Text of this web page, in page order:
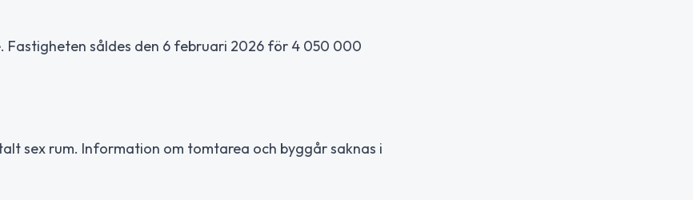
Fastigheten såldes den 6 februari 2026 för 4 050 000
sex rum. Information om tomtarea och byggår saknas i